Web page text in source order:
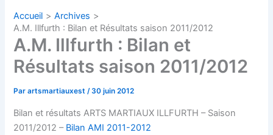
Accueil
Archives
A.M. Illfurth : Bilan et Résultats saison 2011/2012
A.M. Illfurth : Bilan et
Résultats saison 2011/2012
Parartsmartiauxest/30 juin 2012
Bilan et résultats ARTS MARTIAUX ILLFURTH – Saison
2011/2012 – Bilan AMI 2011-2012